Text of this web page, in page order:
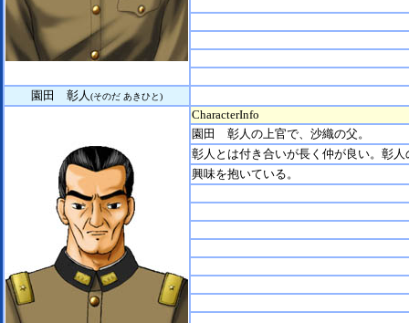
園田 彰人(そのだ あきひと)
CharacterInfo
園田 彰人の上官で、沙織の父。
彰人とは付き合いが長く仲が良い。彰
興味を抱いている。